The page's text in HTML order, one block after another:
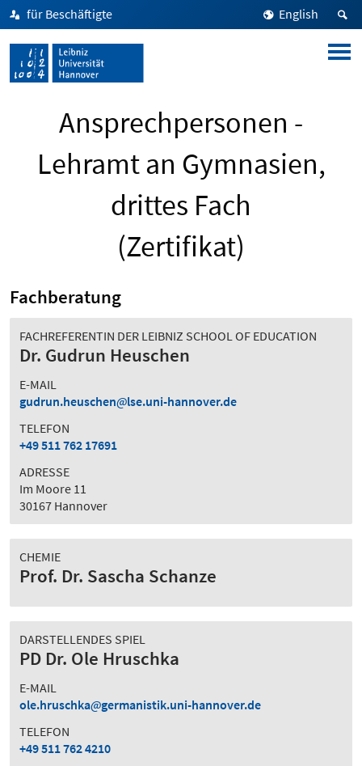
für Beschäftigte English
Ansprechpersonen -
Lehramt an Gymnasien,
drittes Fach
(Zertifikat)
Fachberatung
FACHREFERENTIN DER LEIBNIZ SCHOOL OF EDUCATION
Dr. Gudrun Heuschen
E-MAIL
gudrun.heuschen
lse.uni-hannover.de
TELEFON
+49 511 762 17691
ADRESSE
Im Moore 11
30167 Hannover
CHEMIE
Prof. Dr. Sascha Schanze
DARSTELLENDES SPIEL
PD Dr. Ole Hruschka
E-MAIL
ole.hruschka
germanistik.uni-hannover.de
TELEFON
+49 511 762 4210